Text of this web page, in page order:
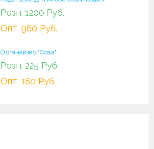
Розн. 1200 Руб.
Опт. 960 Руб.
Органайзер "Сова"
Розн. 225 Руб.
Опт. 180 Руб.